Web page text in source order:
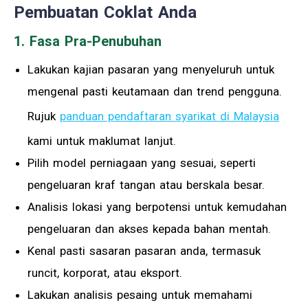
Pembuatan Coklat Anda
1. Fasa Pra-Penubuhan
Lakukan kajian pasaran yang menyeluruh untuk
mengenal pasti keutamaan dan trend pengguna.
Rujuk panduan pendaftaran syarikat di Malaysia
kami untuk maklumat lanjut.
Pilih model perniagaan yang sesuai, seperti
pengeluaran kraf tangan atau berskala besar.
Analisis lokasi yang berpotensi untuk kemudahan
pengeluaran dan akses kepada bahan mentah.
Kenal pasti sasaran pasaran anda, termasuk
runcit, korporat, atau eksport.
Lakukan analisis pesaing untuk memahami